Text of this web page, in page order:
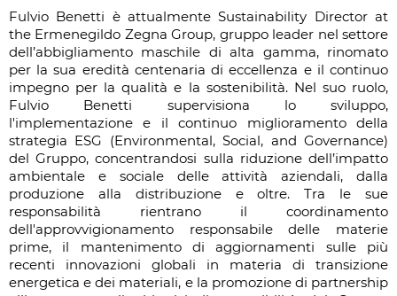
Fulvio Benetti è attualmente Sustainability Director at
the Ermenegildo Zegna Group, gruppo leader nel settore
dell’abbigliamento maschile di alta gamma, rinomato
per la sua eredità centenaria di eccellenza e il continuo
impegno per la qualità e la sostenibilità. Nel suo ruolo,
Fulvio Benetti supervisiona lo sviluppo,
l'implementazione e il continuo miglioramento della
strategia ESG (Environmental, Social, and Governance)
del Gruppo, concentrandosi sulla riduzione dell’impatto
ambientale e sociale delle attività aziendali, dalla
produzione alla distribuzione e oltre. Tra le sue
responsabilità rientrano il coordinamento
dell'approvvigionamento responsabile delle materie
prime, il mantenimento di aggiornamenti sulle più
recenti innovazioni globali in materia di transizione
energetica e dei materiali, e la promozione di partnership